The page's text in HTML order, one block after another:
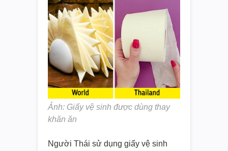
Ảnh: Giấy vệ sinh được dùng thay
khăn ăn
Người Thái sử dụng giấy vệ sinh